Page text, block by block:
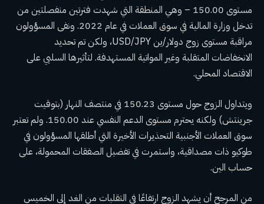
مستوى 150.00 – وهي المنطقة التي شهدت فترتين منفصلتين من
تدخل وزارة المالية في سوق العملات في عام 2022. ونفى المسؤولون
مراقبة مستوى زوج دولار/ين USD/JPY، ولكن تم تحديد
الانخفاضات المتقلبة وغير المواتية المستهدفة. لتأثيرها السلبي على
الاقتصاد المحلي.
ويتداول الزوج حول مستوى 150.23 في منتصف النهار (بتوقيت
جرينتش) ولكنه يحترم مستوى الدعم النفسي عند 150.00. ولم تعتبر
سوق العملات الأجنبية التحذيرات الأخيرة التي أطلقها المسؤولون في
طوكيو ذات مصداقية، واستمرت في تفضيل الصفقات المحمولة، على
حساب الين.
من المرجح أن يشهد الزوج ارتفاعًا في التقلبات من الغد إلى الخميس